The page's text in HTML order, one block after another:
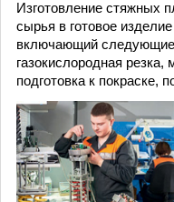
Изготовление стяжных
сырья в готовое
включающий следующие
газокислородная резка,
подготовка к покраске,